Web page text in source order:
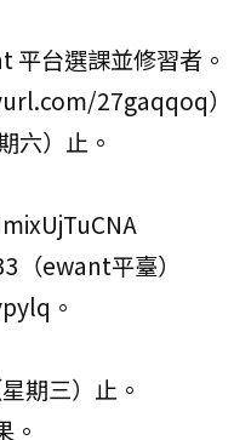
台選課並修習者
27gaqqoq）
六）止。
ewant平臺）
。
期三）止。
。